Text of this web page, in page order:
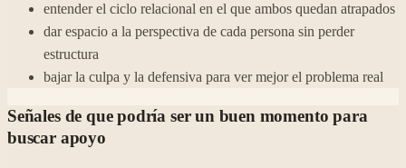
entender el ciclo relacional en el que ambos quedan atrapados
dar espacio a la perspectiva de cada persona sin perder
estructura
bajar la culpa y la defensiva para ver mejor el problema real
Señales de que podría ser un buen momento para
buscar apoyo